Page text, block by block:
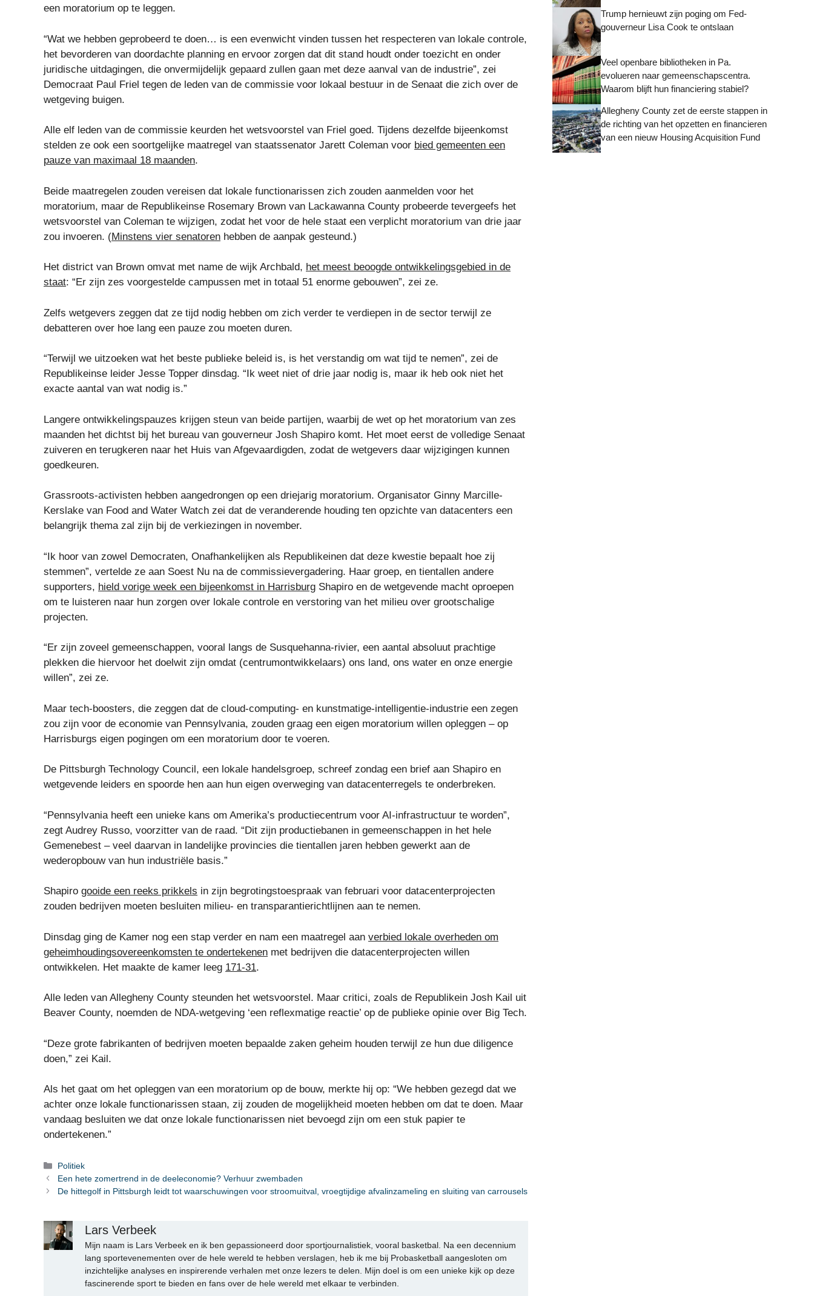
een moratorium op te leggen.
“Wat we hebben geprobeerd te doen… is een evenwicht vinden tussen het respecteren van lokale controle,
het bevorderen van doordachte planning en ervoor zorgen dat dit stand houdt onder toezicht en onder
juridische uitdagingen, die onvermijdelijk gepaard zullen gaan met deze aanval van de industrie”, zei
Democraat Paul Friel tegen de leden van de commissie voor lokaal bestuur in de Senaat die zich over de
wetgeving buigen.
Alle elf leden van de commissie keurden het wetsvoorstel van Friel goed. Tijdens dezelfde bijeenkomst
stelden ze ook een soortgelijke maatregel van staatssenator Jarett Coleman voor bied gemeenten een
pauze van maximaal 18 maanden.
Beide maatregelen zouden vereisen dat lokale functionarissen zich zouden aanmelden voor het
moratorium, maar de Republikeinse Rosemary Brown van Lackawanna County probeerde tevergeefs het
wetsvoorstel van Coleman te wijzigen, zodat het voor de hele staat een verplicht moratorium van drie jaar
zou invoeren. (Minstens vier senatoren hebben de aanpak gesteund.)
Het district van Brown omvat met name de wijk Archbald, het meest beoogde ontwikkelingsgebied in de
staat: “Er zijn zes voorgestelde campussen met in totaal 51 enorme gebouwen”, zei ze.
Zelfs wetgevers zeggen dat ze tijd nodig hebben om zich verder te verdiepen in de sector terwijl ze
debatteren over hoe lang een pauze zou moeten duren.
“Terwijl we uitzoeken wat het beste publieke beleid is, is het verstandig om wat tijd te nemen”, zei de
Republikeinse leider Jesse Topper dinsdag. “Ik weet niet of drie jaar nodig is, maar ik heb ook niet het
exacte aantal van wat nodig is.”
Langere ontwikkelingspauzes krijgen steun van beide partijen, waarbij de wet op het moratorium van zes
maanden het dichtst bij het bureau van gouverneur Josh Shapiro komt. Het moet eerst de volledige Senaat
zuiveren en terugkeren naar het Huis van Afgevaardigden, zodat de wetgevers daar wijzigingen kunnen
goedkeuren.
Grassroots-activisten hebben aangedrongen op een driejarig moratorium. Organisator Ginny Marcille-
Kerslake van Food and Water Watch zei dat de veranderende houding ten opzichte van datacenters een
belangrijk thema zal zijn bij de verkiezingen in november.
“Ik hoor van zowel Democraten, Onafhankelijken als Republikeinen dat deze kwestie bepaalt hoe zij
stemmen”, vertelde ze aan Soest Nu na de commissievergadering. Haar groep, en tientallen andere
supporters, hield vorige week een bijeenkomst in Harrisburg Shapiro en de wetgevende macht oproepen
om te luisteren naar hun zorgen over lokale controle en verstoring van het milieu over grootschalige
projecten.
“Er zijn zoveel gemeenschappen, vooral langs de Susquehanna-rivier, een aantal absoluut prachtige
plekken die hiervoor het doelwit zijn omdat (centrumontwikkelaars) ons land, ons water en onze energie
willen”, zei ze.
Maar tech-boosters, die zeggen dat de cloud-computing- en kunstmatige-intelligentie-industrie een zegen
zou zijn voor de economie van Pennsylvania, zouden graag een eigen moratorium willen opleggen – op
Harrisburgs eigen pogingen om een ​​moratorium door te voeren.
De Pittsburgh Technology Council, een lokale handelsgroep, schreef zondag een brief aan Shapiro en
wetgevende leiders en spoorde hen aan hun eigen overweging van datacenterregels te onderbreken.
“Pennsylvania heeft een unieke kans om Amerika’s productiecentrum voor AI-infrastructuur te worden”,
zegt Audrey Russo, voorzitter van de raad. “Dit zijn productiebanen in gemeenschappen in het hele
Gemenebest – veel daarvan in landelijke provincies die tientallen jaren hebben gewerkt aan de
wederopbouw van hun industriële basis.”
Shapiro gooide een reeks prikkels in zijn begrotingstoespraak van februari voor datacenterprojecten
zouden bedrijven moeten besluiten milieu- en transparantierichtlijnen aan te nemen.
Dinsdag ging de Kamer nog een stap verder en nam een ​​maatregel aan verbied lokale overheden om
geheimhoudingsovereenkomsten te ondertekenen met bedrijven die datacenterprojecten willen
ontwikkelen. Het maakte de kamer leeg 171-31.
Alle leden van Allegheny County steunden het wetsvoorstel. Maar critici, zoals de Republikein Josh Kail uit
Beaver County, noemden de NDA-wetgeving ‘een reflexmatige reactie’ op de publieke opinie over Big Tech.
“Deze grote fabrikanten of bedrijven moeten bepaalde zaken geheim houden terwijl ze hun due diligence
doen,” zei Kail.
Als het gaat om het opleggen van een moratorium op de bouw, merkte hij op: “We hebben gezegd dat we
achter onze lokale functionarissen staan, zij zouden de mogelijkheid moeten hebben om dat te doen. Maar
vandaag besluiten we dat onze lokale functionarissen niet bevoegd zijn om een ​​stuk papier te
ondertekenen.”
Categorieën
Politiek
Een hete zomertrend in de deeleconomie? Verhuur zwembaden
De hittegolf in Pittsburgh leidt tot waarschuwingen voor stroomuitval, vroegtijdige afvalinzameling en sluiting van carrousels
Lars Verbeek
Mijn naam is Lars Verbeek en ik ben gepassioneerd door sportjournalistiek, vooral basketbal. Na een decennium
lang sportevenementen over de hele wereld te hebben verslagen, heb ik me bij Probasketball aangesloten om
inzichtelijke analyses en inspirerende verhalen met onze lezers te delen. Mijn doel is om een unieke kijk op deze
fascinerende sport te bieden en fans over de hele wereld met elkaar te verbinden.
Trump hernieuwt zijn poging om Fed-
gouverneur Lisa Cook te ontslaan
Veel openbare bibliotheken in Pa.
evolueren naar gemeenschapscentra.
Waarom blijft hun financiering stabiel?
Allegheny County zet de eerste stappen in
de richting van het opzetten en financieren
van een nieuw Housing Acquisition Fund